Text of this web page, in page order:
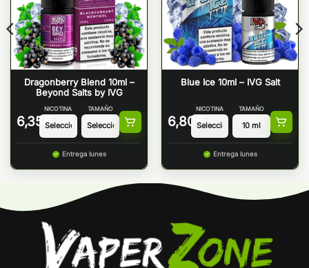
Dragonberry Blend 10ml –
Beyond Salts by IVG
6,35 €
NICOTINA TAMAÑO
Entrega lunes
Blue Ice 10ml – IVG Salt
6,80 €
NICOTINA TAMAÑO
Entrega lunes